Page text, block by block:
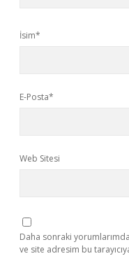
İsim*
E-Posta*
Web Sitesi
Daha sonraki
ve site adresim bu